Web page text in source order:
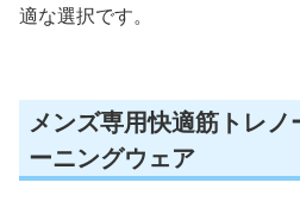
適な選択です。
メンズ専用快適筋トレ
ーニングウェア